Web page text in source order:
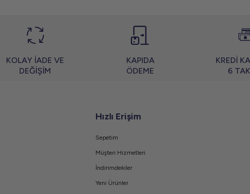
KOLAY İADE VE
DEĞİŞİM
KAPIDA
ÖDEME
KREDİ
6
Hızlı Erişim
Sepetim
Müşteri Hizmetleri
İndirimdekiler
Yeni Ürünler